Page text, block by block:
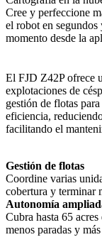
Cree y perfeccione
el robot en
momento desde la
El FJD Z42P ofrece
explotaciones de
gestión de flotas
eficiencia,
facilitando el
Gestión de flotas
Coordine varias
cobertura y terminar
Autonomía
Cubra hasta 65
menos paradas y